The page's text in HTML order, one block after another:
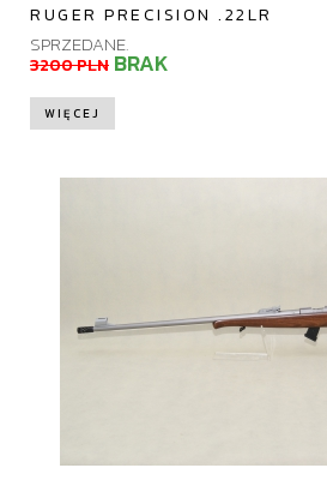
RUGER PRECISION .22LR
SPRZEDANE.
3200 PLN BRAK
WIĘCEJ